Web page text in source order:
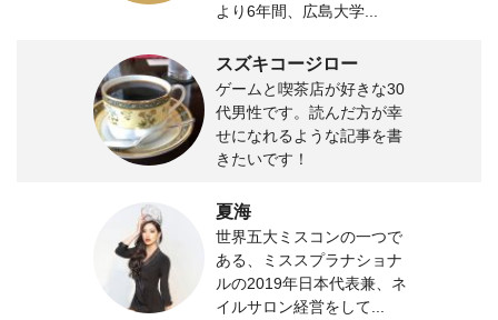
より6年間、広島大学...
スズキコージロー
ゲームと喫茶店が好きな30
代男性です。読んだ方が幸
せになれるような記事を書
きたいです！
夏海
世界五大ミスコンの一つで
ある、ミススプラナショナ
ルの2019年日本代表兼、ネ
イルサロン経営をして...